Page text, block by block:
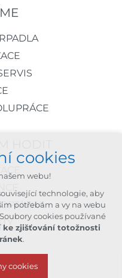
cookies
webu!
technologie, aby
potřebám a vy na webu
cookies používané
ke zjišťování totožnosti
.
cookies